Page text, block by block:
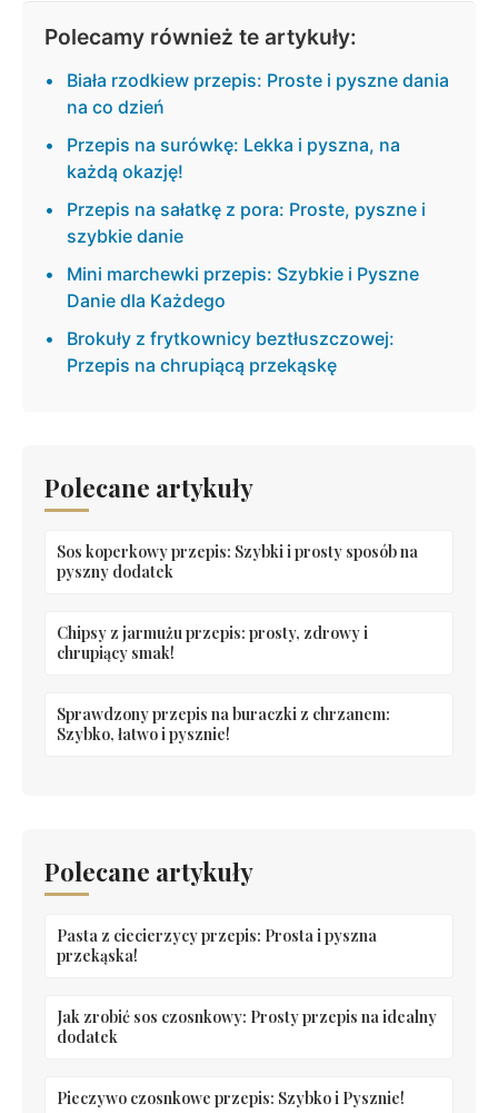
Polecamy również te artykuły:
Biała rzodkiew przepis: Proste i pyszne dania
na co dzień
Przepis na surówkę: Lekka i pyszna, na
każdą okazję!
Przepis na sałatkę z pora: Proste, pyszne i
szybkie danie
Mini marchewki przepis: Szybkie i Pyszne
Danie dla Każdego
Brokuły z frytkownicy beztłuszczowej:
Przepis na chrupiącą przekąskę
Polecane artykuły
Sos koperkowy przepis: Szybki i prosty sposób na
pyszny dodatek
Chipsy z jarmużu przepis: prosty, zdrowy i
chrupiący smak!
Sprawdzony przepis na buraczki z chrzanem:
Szybko, łatwo i pysznie!
Polecane artykuły
Pasta z ciecierzycy przepis: Prosta i pyszna
przekąska!
Jak zrobić sos czosnkowy: Prosty przepis na idealny
dodatek
Pieczywo czosnkowe przepis: Szybko i Pysznie!